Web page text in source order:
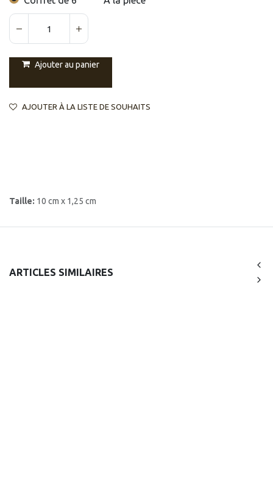
Ajouter au panier
AJOUTER À LA LISTE DE SOUHAITS
Taille: 10 cm x 1,25 cm
ARTICLES SIMILAIRES